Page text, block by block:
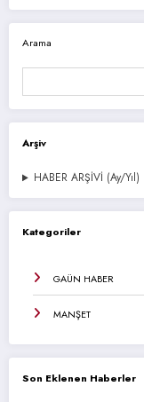
Arama
Arşiv
HABER ARŞİVİ (Ay/Yıl)
Kategoriler
GAÜN HABER
MANŞET
Son Eklenen Haberler